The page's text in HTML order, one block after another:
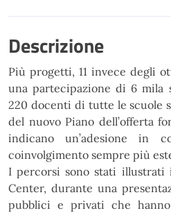
Descrizione
Più progetti, 11 invece degli
una partecipazione di 6mila
220 docenti di tutte le scuole
del nuovo Piano dell’offerta
indicano un’adesione in
coinvolgimento sempre più
I percorsi sono stati illustrati
Center, durante una
pubblici e privati che